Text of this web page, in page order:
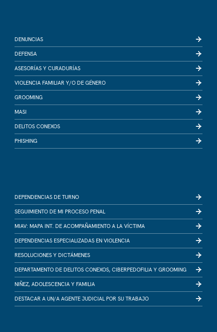
DENUNCIAS
DEFENSA
ASESORÍAS Y CURADURÍAS
VIOLENCIA FAMILIAR Y/O DE GÉNERO
GROOMING
MASI
DELITOS CONEXOS
PHISHING
DEPENDENCIAS DE TURNO
SEGUIMIENTO DE MI PROCESO PENAL
MIAV: MAPA INT. DE ACOMPAÑAMIENTO A LA VÍCTIMA
DEPENDENCIAS ESPECIALIZADAS EN VIOLENCIA
RESOLUCIONES Y DICTÁMENES
DEPARTAMENTO DE DELITOS CONEXOS, CIBERPEDOFILIA Y GROOMING
NIÑEZ, ADOLESCENCIA Y FAMILIA
DESTACAR A UN/A AGENTE JUDICIAL POR SU TRABAJO